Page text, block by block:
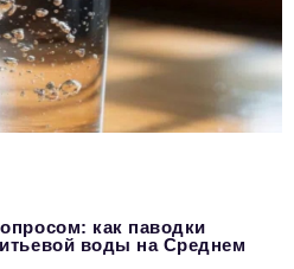
как паводки
воды на Среднем